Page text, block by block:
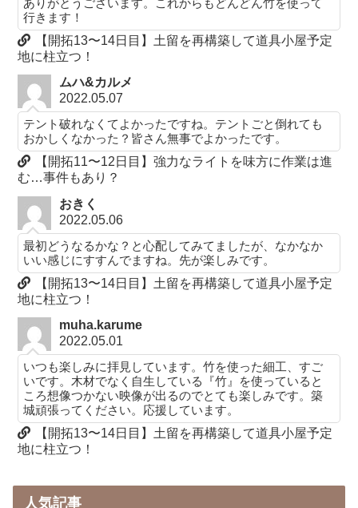
ありがとうございます。これからもどんどん竹を使って
行きます！
【開拓13〜14日目】土留を再構築して道具小屋予定
地に柱立つ！
ムハ&カルメ
2022.05.07
テント破れなくてよかったですね。テントごと倒れても
おかしくなかった？皆さん無事でよかったです。
【開拓11〜12日目】強力なライトを味方に作業は進
む…事件もあり？
おきく
2022.05.06
最初どうなるかな？と心配してみてましたが、なかなか
いい感じにすすんでますね。先が楽しみです。
【開拓13〜14日目】土留を再構築して道具小屋予定
地に柱立つ！
muha.karume
2022.05.01
いつも楽しみに拝見しています。竹を使った細工、すご
いです。木材でなく自生している『竹』を使っていると
ころ想像つかない映像が出るのでとても楽しみです。築
城頑張ってください。応援しています。
【開拓13〜14日目】土留を再構築して道具小屋予定
地に柱立つ！
人気記事